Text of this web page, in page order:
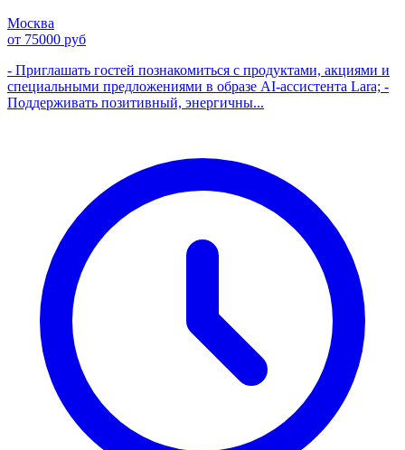
Москва
от 75000 руб
- Приглашать гостей познакомиться с продуктами, акциями и
специальными предложениями в образе AI-ассистента Lara; -
Поддерживать позитивный, энергичны...